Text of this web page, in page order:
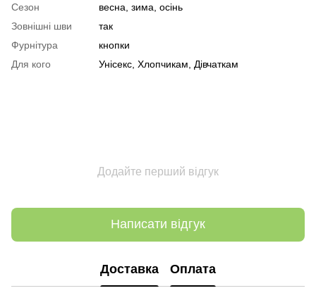
Сезон
весна, зима, осінь
Зовнішні шви
так
Фурнітура
кнопки
Для кого
Унісекс, Хлопчикам, Дівчаткам
Додайте перший відгук
Написати відгук
Доставка Оплата